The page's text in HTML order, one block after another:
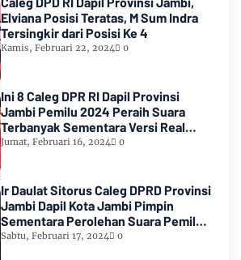
Elviana Posisi Teratas, M Sum Indra
Tersingkir dari Posisi Ke 4
Kamis, Februari 22, 2024 0
Ini 8 Caleg DPR RI Dapil Provinsi
Jambi Pemilu 2024 Peraih Suara
Terbanyak Sementara Versi Real
Count KPU RI
Jumat, Februari 16, 2024 0
Ir Daulat Sitorus Caleg DPRD Provinsi
Jambi Dapil Kota Jambi Pimpin
Sementara Perolehan Suara Pemilu
2024
Sabtu, Februari 17, 2024 0